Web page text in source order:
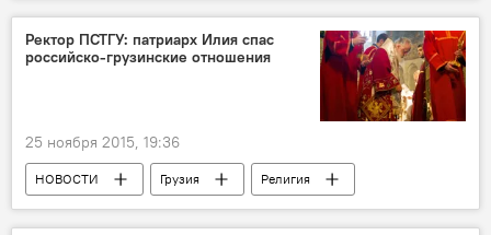
Ректор ПСТГУ: патриарх Илия спас
российско-грузинские отношения
25 ноября 2015, 19:36
НОВОСТИ Грузия
Религия
Россия
ОБЩЕСТВО